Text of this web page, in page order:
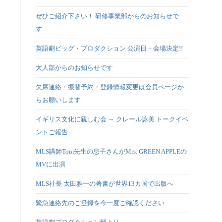
ぜひご紹介下さい！ 研修事業部からのお知らせで
す
英語劇ビッグ・プロダクション 公演日・会場決定!!
大人部からのお知らせです
欠席連絡・振替予約・登録情報変更は会員ページか
らお願いします
イギリス文化に親しむ会 ～ クレール詠美 トークイベ
ントご報告
MLS講師Tom先生の息子さんがMrs. GREEN APPLEの
MVに出演
MLS社長 太田雅一の著書が世界13カ国で出版へ
緊急連絡先のご登録を今一度ご確認ください